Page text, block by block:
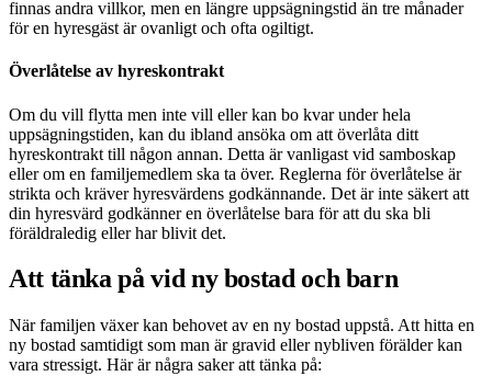
finnas andra villkor, men en längre uppsägningstid än tre månader
för en hyresgäst är ovanligt och ofta ogiltigt.
Överlåtelse av hyreskontrakt
Om du vill flytta men inte vill eller kan bo kvar under hela
uppsägningstiden, kan du ibland ansöka om att överlåta ditt
hyreskontrakt till någon annan. Detta är vanligast vid samboskap
eller om en familjemedlem ska ta över. Reglerna för överlåtelse är
strikta och kräver hyresvärdens godkännande. Det är inte säkert att
din hyresvärd godkänner en överlåtelse bara för att du ska bli
föräldraledig eller har blivit det.
Att tänka på vid ny bostad och barn
När familjen växer kan behovet av en ny bostad uppstå. Att hitta en
ny bostad samtidigt som man är gravid eller nybliven förälder kan
vara stressigt. Här är några saker att tänka på: